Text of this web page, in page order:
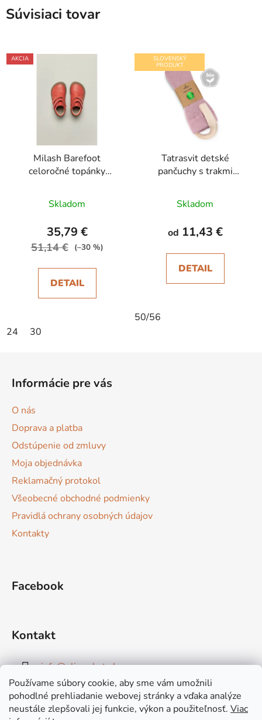
Používame súbory cookie, aby sme vám umožnili
pohodlné prehliadanie webovej stránky a vďaka analýze
neustále zlepšovali jej funkcie, výkon a použiteľnosť. Viac
Súvisiaci tovar
AKCIA
Milash Barefoot
celoročné topánky
Skladom
35,79 €
51,14 € (–30 %)
DETAIL
24 30
SLOVENSKÝ
PRODUKT
Tatrasvit detské
pančuchy s trakmi
Skladom
od 11,43 €
DETAIL
50/56
Informácie pre vás
O nás
Doprava a platba
Odstúpenie od zmluvy
Moja objednávka
Reklamačný protokol
Všeobecné obchodné podmienky
Pravidlá ochrany osobných údajov
Kontakty
Facebook
Kontakt
info@elimarket.sk
+421915544828